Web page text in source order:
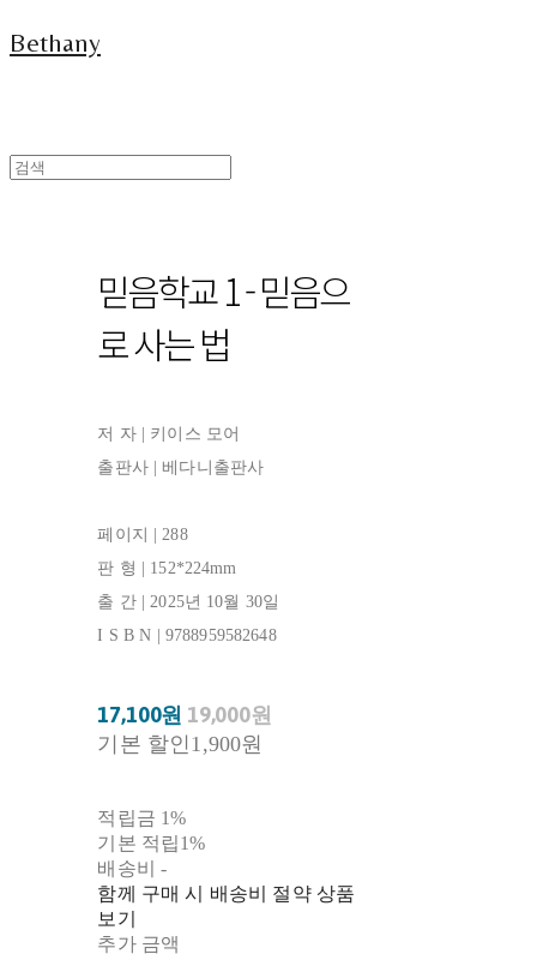
Bethany
믿음학교 1 - 믿음으
로 사는 법
저 자 | 키이스 모어
출판사 | 베다니출판사
페이지 | 288
판 형 | 152*224mm
출 간 | 2025년 10월 30일
I S B N | 9788959582648
17,100원 19,000원
기본 할인 1,900원
적립금 1%
기본 적립1%
배송비-
함께 구매 시 배송비 절약 상품
보기
추가 금액